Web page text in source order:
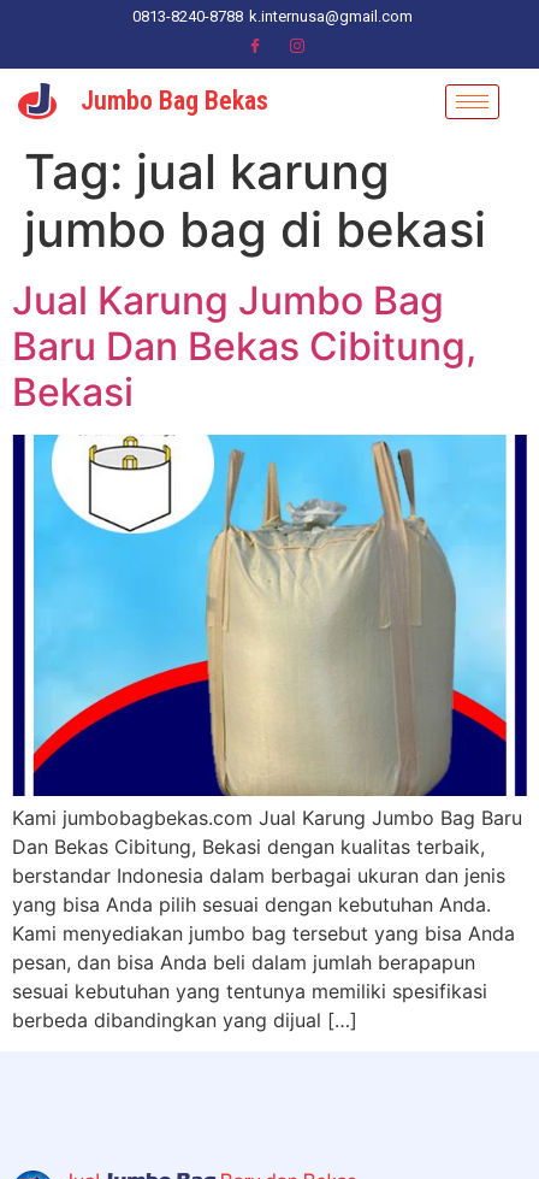
0813-8240-8788 k.internusa@gmail.com
Jumbo Bag Bekas
Tag: jual karung
jumbo bag di bekasi
Jual Karung Jumbo Bag
Baru Dan Bekas Cibitung,
Bekasi
Kami jumbobagbekas.com Jual Karung Jumbo Bag Baru
Dan Bekas Cibitung, Bekasi dengan kualitas terbaik,
berstandar Indonesia dalam berbagai ukuran dan jenis
yang bisa Anda pilih sesuai dengan kebutuhan Anda.
Kami menyediakan jumbo bag tersebut yang bisa Anda
pesan, dan bisa Anda beli dalam jumlah berapapun
sesuai kebutuhan yang tentunya memiliki spesifikasi
berbeda dibandingkan yang dijual […]